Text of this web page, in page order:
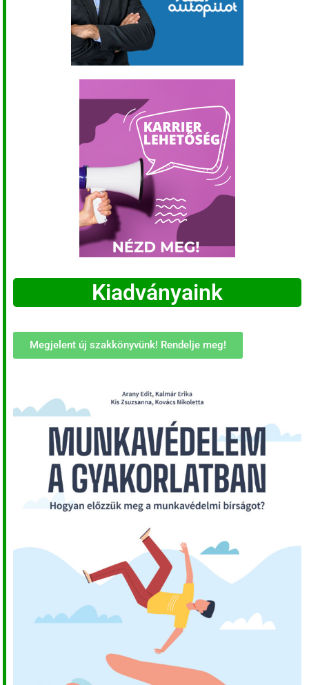
Kiadványaink
Megjelent új szakkönyvünk! Rendelje meg!